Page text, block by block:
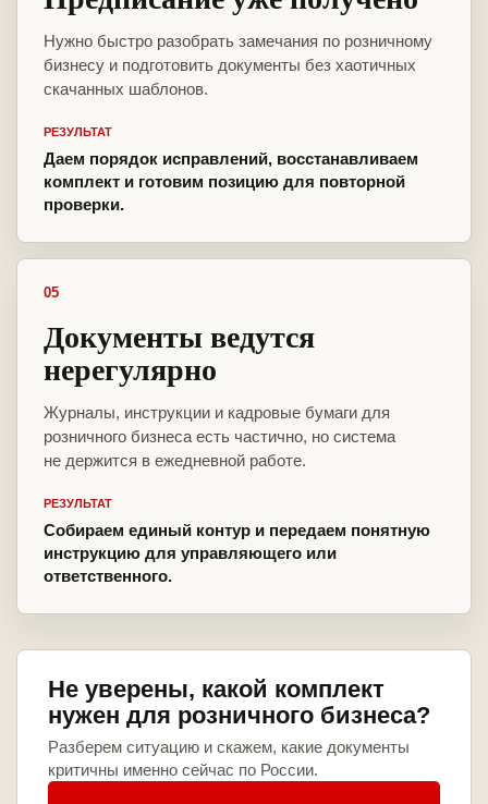
Нужно быстро разобрать замечания по розничному
бизнесу и подготовить документы без хаотичных
скачанных шаблонов.
РЕЗУЛЬТАТ
Даем порядок исправлений, восстанавливаем
комплект и готовим позицию для повторной
проверки.
05
Документы ведутся
нерегулярно
Журналы, инструкции и кадровые бумаги для
розничного бизнеса есть частично, но система
не держится в ежедневной работе.
РЕЗУЛЬТАТ
Собираем единый контур и передаем понятную
инструкцию для управляющего или
ответственного.
Не уверены, какой комплект
нужен для розничного бизнеса?
Разберем ситуацию и скажем, какие документы
критичны именно сейчас по России.